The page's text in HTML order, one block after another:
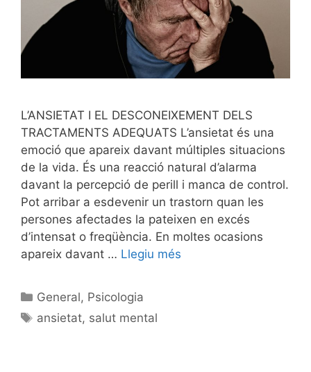
L’ANSIETAT I EL DESCONEIXEMENT DELS
TRACTAMENTS ADEQUATS L’ansietat és una
emoció que apareix davant múltiples situacions
de la vida. És una reacció natural d’alarma
davant la percepció de perill i manca de control.
Pot arribar a esdevenir un trastorn quan les
persones afectades la pateixen en excés
d’intensat o freqüència. En moltes ocasions
apareix davant … Llegiu més
General, Psicologia
ansietat, salut mental